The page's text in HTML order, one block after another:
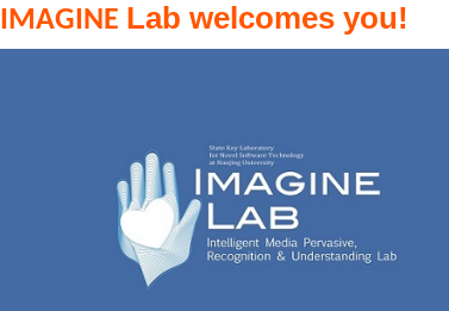
IMAGINE Lab welcomes you!
路通教授入选爱思唯尔高被引学者（2024、2023
实验室博士生陈喆等的论文InternVL: Scaling
青年优